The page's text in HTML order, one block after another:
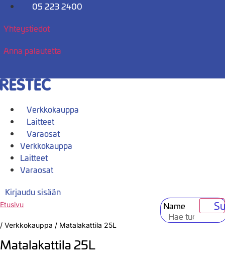
Mene
05 223 2400
Yhteystiedot
Anna palautetta
Verkkokauppa
Laitteet
Varaosat
Verkkokauppa
Laitteet
Varaosat
Kirjaudu sisään
Name
Etusivu
/ Verkkokauppa / Matalakattila 25L
Matalakattila 25L